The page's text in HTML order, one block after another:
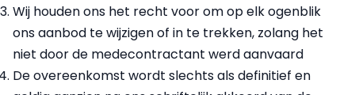
Wij houden ons het recht voor om op elk ogenblik
ons aanbod te wijzigen of in te trekken, zolang het
niet door de medecontractant werd aanvaard
De overeenkomst wordt slechts als definitief en